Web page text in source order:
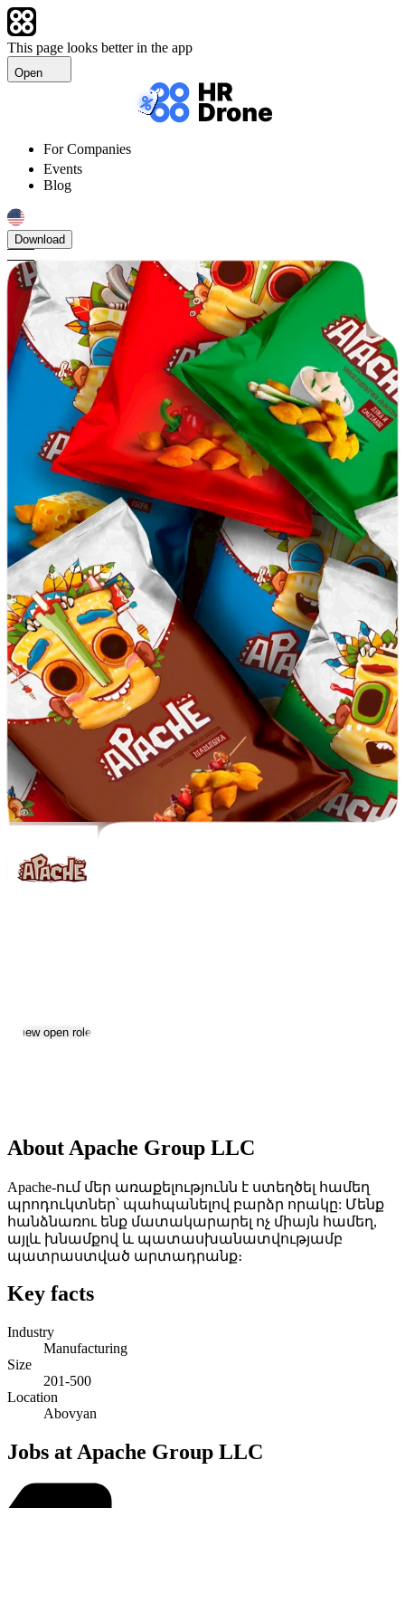
This page looks better in the app
Open
For Companies
Events
Blog
Download
View open roles
About Apache Group LLC
Apache-ում մեր առաքելությունն է ստեղծել համեղ
պրոդուկտներ՝ պահպանելով բարձր որակը: Մենք
հանձնառու ենք մատակարարել ոչ միայն համեղ,
այլև խնամքով և պատասխանատվությամբ
պատրաստված արտադրանք։
Key facts
Industry
Manufacturing
Size
201-500
Location
Abovyan
Jobs at Apache Group LLC